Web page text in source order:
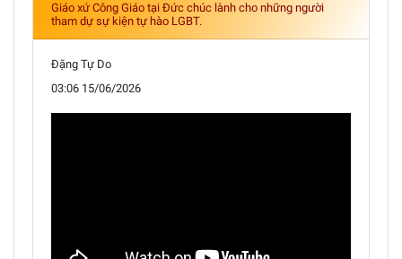
Giáo xứ Công Giáo tại Đức chúc lành cho những người
tham dự sự kiện tự hào LGBT.
Đặng Tự Do
03:06 15/06/2026